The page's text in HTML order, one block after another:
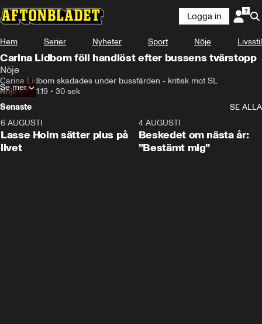
Logga in
Hem Serier Nyheter Sport Nöje Livsstil
Carina Lidbom föll handlöst efter bussens tvärstopp
Nöje
Carina Lidbom skadades under bussfärden - kritisk mot SL
Nöje•15.11.19 • 30 sek
Se mer
Senaste
SE ALLA
6 AUGUSTI
Lasse Holm sätter plus på
livet
4 AUGUSTI
Beskedet om nästa år:
”Bestämt mig”